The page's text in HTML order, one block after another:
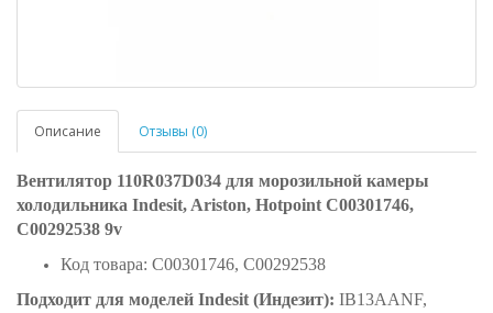
Описание Отзывы (0)
Вентилятор 110R037D034 для морозильной камеры
холодильника Indesit, Ariston, Hotpoint C00301746,
C00292538 9v
Код товара: C00301746, C00292538
Подходит для моделей Indesit (Индезит): IB13AANF,